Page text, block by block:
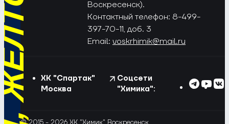
Воскресенск).
Контактный телефон: 8-499-
397-70-11, доб. 3
Email: voskrhimik@mail.ru
ХК "Спартак"
Москва
Соцсети
"Химика":